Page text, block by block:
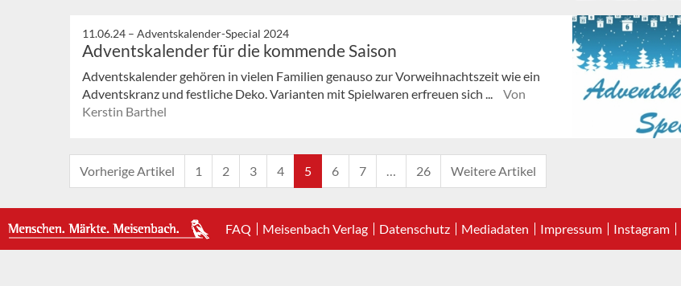
11.06.24 – Adventskalender-Special 2024
Adventskalender für die kommende Saison
Adventskalender gehören in vielen Familien genauso zur Vorweihnachtszeit wie ein
Adventskranz und festliche Deko. Varianten mit Spielwaren erfreuen sich ...
Von
Kerstin Barthel
Vorherige Artikel 1 2 3 4 5 6 7 … 26 Weitere Artikel
FAQ Meisenbach Verlag Datenschutz Mediadaten Impressum Instagram